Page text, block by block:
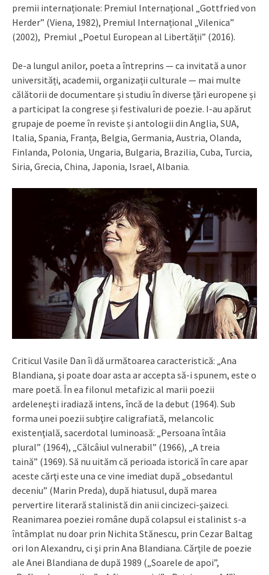
premii internaționale: Premiul Internațional „Gottfried von
Herder” (Viena, 1982), Premiul Internațional „Vilenica”
(2002), Premiul „Poetul European al Libertății” (2016).
De-a lungul anilor, poeta a întreprins — ca invitată a unor
universități, academii, organizații culturale — mai multe
călătorii de documentare și studiu în diverse țări europene și
a participat la congrese și festivaluri de poezie. I-au apărut
grupaje de poeme în reviste și antologii din Anglia, SUA,
Italia, Spania, Franța, Belgia, Germania, Austria, Olanda,
Finlanda, Polonia, Ungaria, Bulgaria, Brazilia, Cuba, Turcia,
Siria, Grecia, China, Japonia, Israel, Albania.
Criticul Vasile Dan îi dă următoarea caracteristică: „Ana
Blandiana, şi poate doar asta ar accepta să-i spunem, este o
mare poetă. În ea filonul metafizic al marii poezii
ardeleneşti iradiază intens, încă de la debut (1964). Sub
forma unei poezii subţire caligrafiată, melancolic
existenţială, sacerdotal luminoasă: „Persoana întâia
plural” (1964), „Călcâiul vulnerabil” (1966), „A treia
taină” (1969). Să nu uităm că perioada istorică în care apar
aceste cărţi este una ce vine imediat după „obsedantul
deceniu” (Marin Preda), după hiatusul, după marea
pervertire literară stalinistă din anii cincizeci-şaizeci.
Reanimarea poeziei române după colapsul ei stalinist s-a
întâmplat nu doar prin Nichita Stănescu, prin Cezar Baltag
ori Ion Alexandru, ci şi prin Ana Blandiana. Cărţile de poezie
ale Anei Blandiana de după 1989 („Soarele de apoi”,